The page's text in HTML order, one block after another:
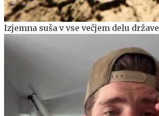
Izjemna suša v vse večjem delu države